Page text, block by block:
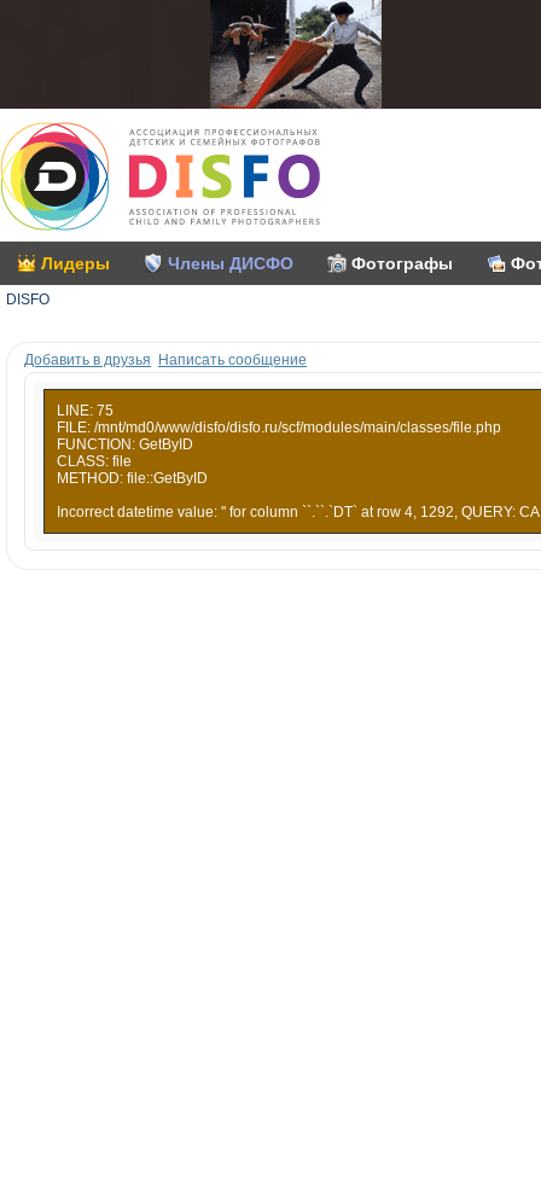
Лидеры Члены ДИСФО Фотографы
DISFO
Добавить в друзья Написать сообщение
LINE: 75
FILE: /mnt/md0/www/disfo/disfo.ru/scf/modules/main/classes/file.php
FUNCTION: GetByID
CLASS: file
METHOD: file::GetByID
Incorrect datetime value: '' for column ``.``.`DT` at row 4, 1292, QUERY: